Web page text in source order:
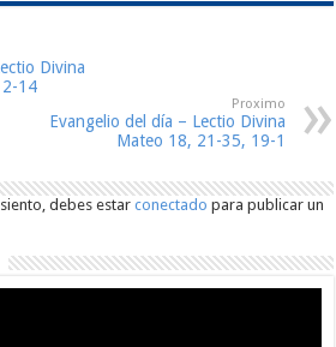
Divina
14
Proximo
Evangelio del día – Lectio Divina
Mateo 18, 21-35, 19-1
debes estarconectado para publicar un